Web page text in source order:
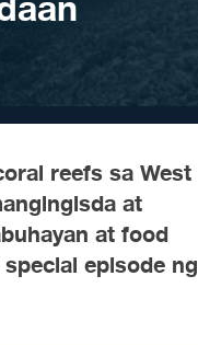
reefs sa West
at
at food
episode ng